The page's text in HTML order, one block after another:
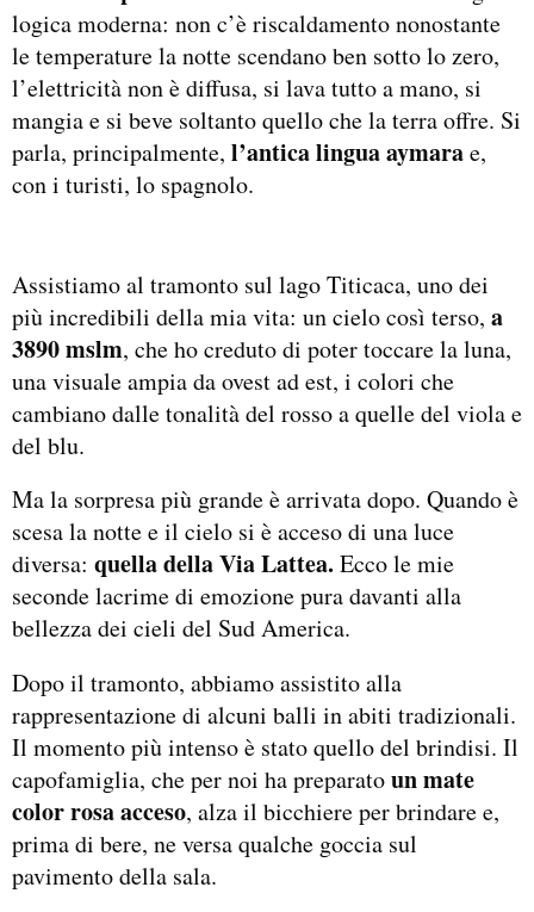
logica moderna: non c’è riscaldamento nonostante
le temperature la notte scendano ben sotto lo zero,
l’elettricità non è diffusa, si lava tutto a mano, si
mangia e si beve soltanto quello che la terra offre. Si
parla, principalmente, l’antica lingua aymarae,
con i turisti, lo spagnolo.
Assistiamo al tramonto sul lago Titicaca, uno dei
più incredibili della mia vita: un cielo così terso, a
3890 mslm, che ho creduto di poter toccare la luna,
una visuale ampia da ovest ad est, i colori che
cambiano dalle tonalità del rosso a quelle del viola e
del blu.
Ma la sorpresa più grande è arrivata dopo. Quando è
scesa la notte e il cielo si è acceso di una luce
diversa: quella della Via Lattea. Ecco le mie
seconde lacrime di emozione pura davanti alla
bellezza dei cieli del Sud America.
Dopo il tramonto, abbiamo assistito alla
rappresentazione di alcuni balli in abiti tradizionali.
Il momento più intenso è stato quello del brindisi. Il
capofamiglia, che per noi ha preparatoun mate
color rosa acceso, alza il bicchiere per brindare e,
prima di bere, ne versa qualche goccia sul
pavimento della sala.